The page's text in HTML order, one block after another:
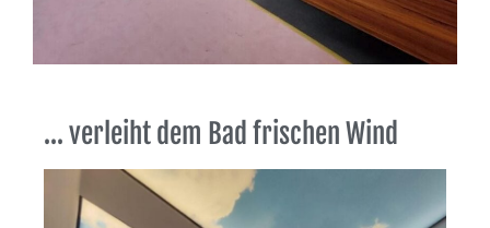
... verleiht dem Bad frischen Wind